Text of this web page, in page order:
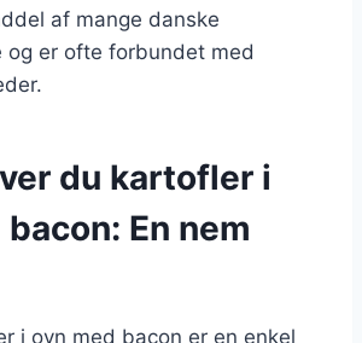
af mange danske
og er ofte forbundet med
du kartofler i
En nem
i ovn med bacon er en enkel